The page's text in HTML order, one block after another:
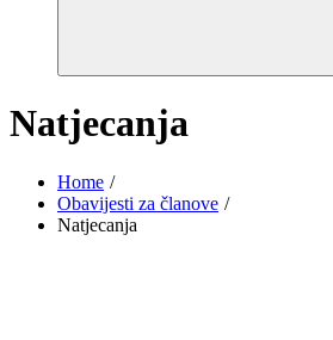
Natjecanja
Home
Obavijesti za članove
Natjecanja